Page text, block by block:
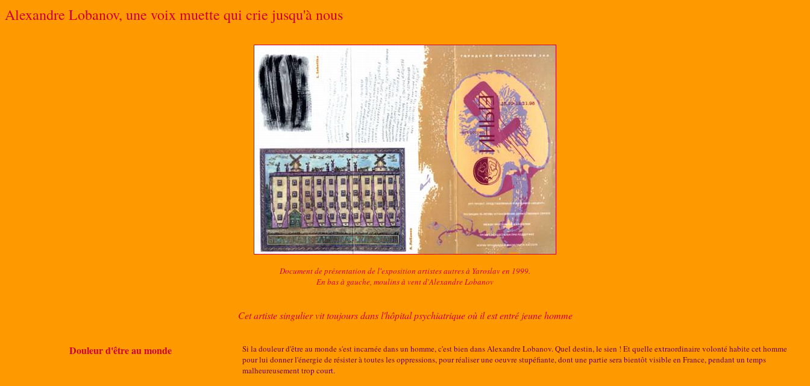
Alexandre Lobanov, une voix muette qui crie jusqu'à nous
Document de présentation de l'exposition artistes autres à Yaroslav en 1999.
En bas à gauche, moulins à vent d'Alexandre Lobanov
Cet artiste singulier vit toujours dans l'hôpital psychiatrique où il est entré jeune homme
Douleur d'être au monde
Si la douleur d'être au monde s'est incarnée dans un homme, c'est bien dans Alexandre Lobanov. Quel destin, le sien ! Et quelle extraordinaire volonté habite cet homme
pour lui donner l'énergie de résister à toutes les oppressions, pour réaliser une oeuvre stupéfiante, dont une partie sera bientôt visible en France, pendant un temps
malheureusement trop court.